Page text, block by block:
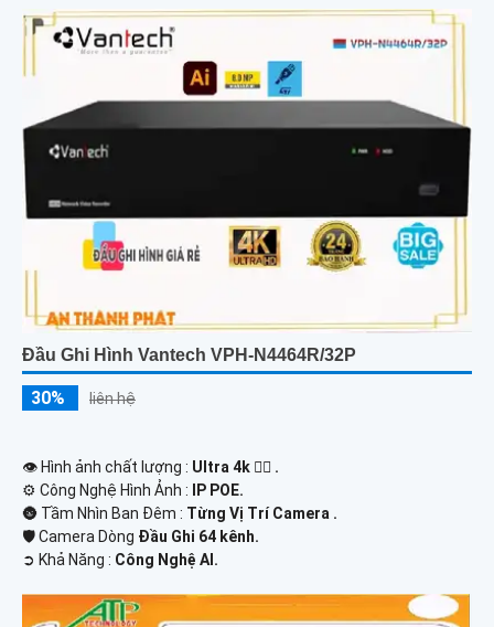
Đầu Ghi Hình Vantech VPH-N4464R/32P
30% liên hệ
👁 Hình ảnh chất lượng : Ultra 4k 👍🏾 .
⚙ Công Nghệ Hình Ảnh :
IP POE.
🌚 Tầm Nhìn Ban Đêm : Từng Vị Trí Camera .
🛡 Camera Dòng Đầu Ghi 64 kênh.
️➲ Khả Năng : Công Nghệ AI.